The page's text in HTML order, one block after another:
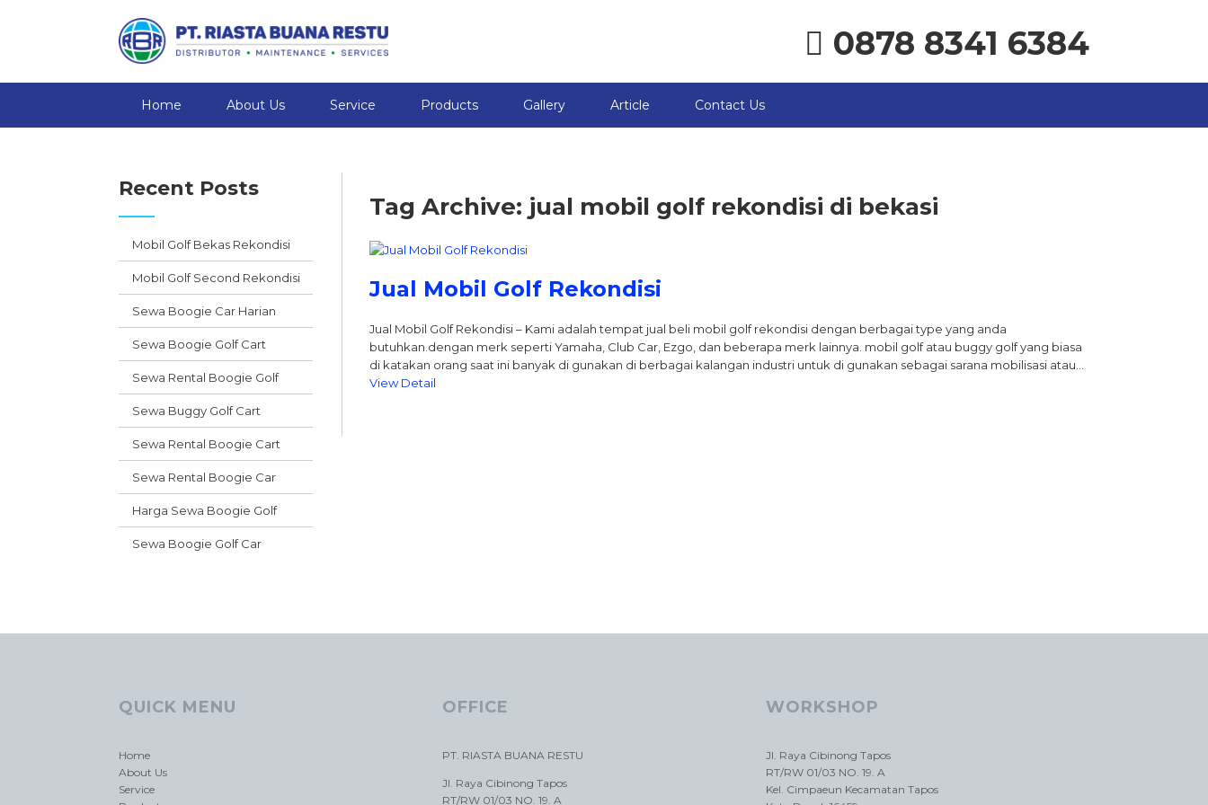
0878 8341 6384
Home About Us Service Products Gallery Article Contact Us
Tag Archive: jual mobil golf rekondisi di bekasi
Jual Mobil Golf Rekondisi
Jual Mobil Golf Rekondisi – Kami adalah tempat jual beli mobil golf rekondisi dengan berbagai type yang anda
butuhkan.dengan merk seperti Yamaha, Club Car, Ezgo, dan beberapa merk lainnya. mobil golf atau buggy golf yang biasa
di katakan orang saat ini banyak di gunakan di berbagai kalangan industri untuk di gunakan sebagai sarana mobilisasi atau…
View Detail
Recent Posts
Mobil Golf Bekas Rekondisi
Mobil Golf Second Rekondisi
Sewa Boogie Car Harian
Sewa Boogie Golf Cart
Sewa Rental Boogie Golf
Sewa Buggy Golf Cart
Sewa Rental Boogie Cart
Sewa Rental Boogie Car
Harga Sewa Boogie Golf
Sewa Boogie Golf Car
QUICK MENU
Home
About Us
Service
OFFICE
PT. RIASTA BUANA RESTU
Jl. Raya Cibinong Tapos
RT/RW 01/03 NO. 19. A
WORKSHOP
Jl. Raya Cibinong Tapos
RT/RW 01/03 NO. 19. A
Kel. Cimpaeun Kecamatan Tapos